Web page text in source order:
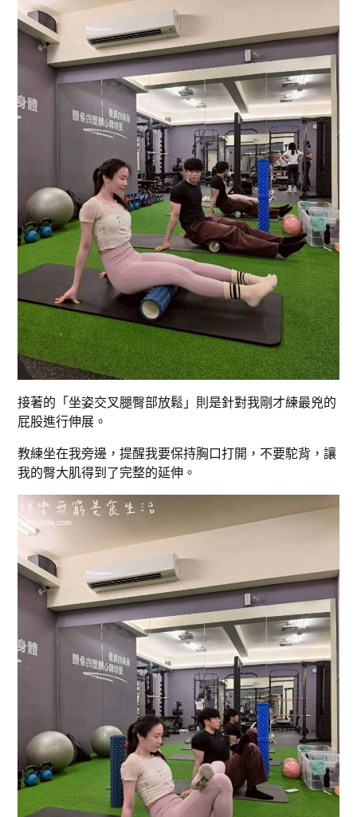
接著的「坐姿交叉腿臀部放鬆」則是針對我剛才練最兇的
屁股進行伸展。
教練坐在我旁邊，提醒我要保持胸口打開，不要駝背，讓
我的臀大肌得到了完整的延伸。